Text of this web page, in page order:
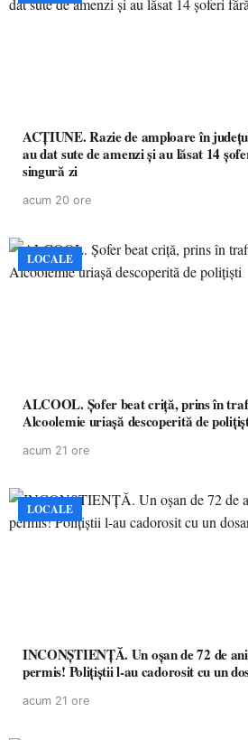
ACȚIUNE. Razie de amploare în
au dat sute de amenzi și au lăsat 14
singură zi
acum 20 ore
LOCALE
ALCOOL. Șofer beat criță, prins în
Alcoolemie uriașă descoperită de
acum 21 ore
LOCALE
INCONȘTIENȚĂ. Un oșan de 72 de
permis! Polițiștii l-au cadorosit cu un
acum 21 ore